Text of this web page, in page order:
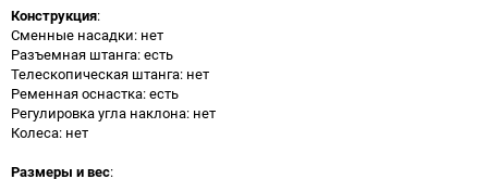
Конструкция:
Сменные насадки: нет
Разъемная штанга: есть
Телескопическая штанга: нет
Ременная оснастка: есть
Регулировка угла наклона: нет
Колеса: нет
Размеры и вес: